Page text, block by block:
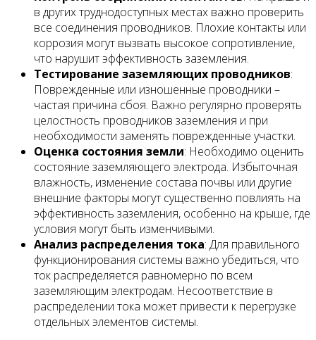
в других труднодоступных местах важно проверить
все соединения проводников. Плохие контакты или
коррозия могут вызвать высокое сопротивление,
что нарушит эффективность заземления.
Тестирование заземляющих проводников:
Поврежденные или изношенные проводники –
частая причина сбоя. Важно регулярно проверять
целостность проводников заземления и при
необходимости заменять поврежденные участки.
Оценка состояния земли: Необходимо оценить
состояние заземляющего электрода. Избыточная
влажность, изменение состава почвы или другие
внешние факторы могут существенно повлиять на
эффективность заземления, особенно на крыше, где
условия могут быть изменчивыми.
Анализ распределения тока: Для правильного
функционирования системы важно убедиться, что
ток распределяется равномерно по всем
заземляющим электродам. Несоответствие в
распределении тока может привести к перегрузке
отдельных элементов системы.